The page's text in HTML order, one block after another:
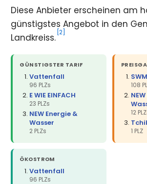
Diese Anbieter erscheinen am
günstigstes Angebot in den
Landkreiss. [2]
GÜNSTIGSTER TARIF
Vattenfall
96 PLZs
E WIE EINFACH
23 PLZs
NEW Energie &
Wasser
2 PLZs
SWM
108
12
1 PLZ
ÖKOSTROM
Vattenfall
96 PLZs